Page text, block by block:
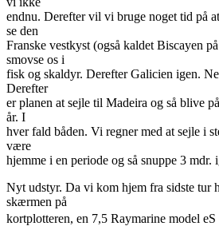
endnu. Derefter vil vi bruge noget tid på
se den
Franske vestkyst (også kaldet Biscayen
smovse os i
fisk og skaldyr. Derefter Galicien igen.
Derefter
er planen at sejle til Madeira og så blive
år. I
hver fald båden. Vi regner med at sejle i
være
hjemme i en periode og så snuppe 3 mdr.
Nyt udstyr. Da vi kom hjem fra sidste tur
skærmen på
kortplotteren, en 7,5 Raymarine model